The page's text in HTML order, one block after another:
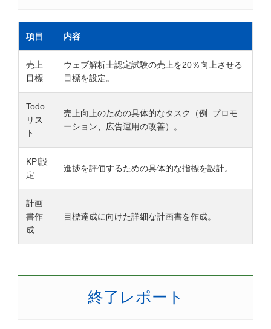
項目 内容
売上
目標
ウェブ解析士認定試験の売上を20％向上させる
目標を設定。
Todo
リス
ト
売上向上のための具体的なタスク（例: プロモ
ーション、広告運用の改善）。
KPI設
定
進捗を評価するための具体的な指標を設計。
計画
書作
成
目標達成に向けた詳細な計画書を作成。
終了レポート